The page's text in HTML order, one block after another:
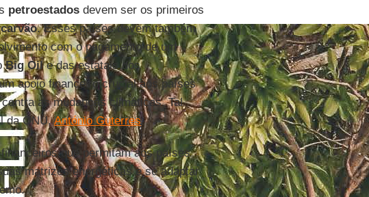
petroestadosdevem ser os primeiros
. Esses países devem também
com o pagamento de um
Big Oile das estatais dos
apoio financeiro crucial aos países
as mudanças climáticas. Tal
da ONU,António Guterres.
que permitam aos países
matrizes energéticas e se adaptar